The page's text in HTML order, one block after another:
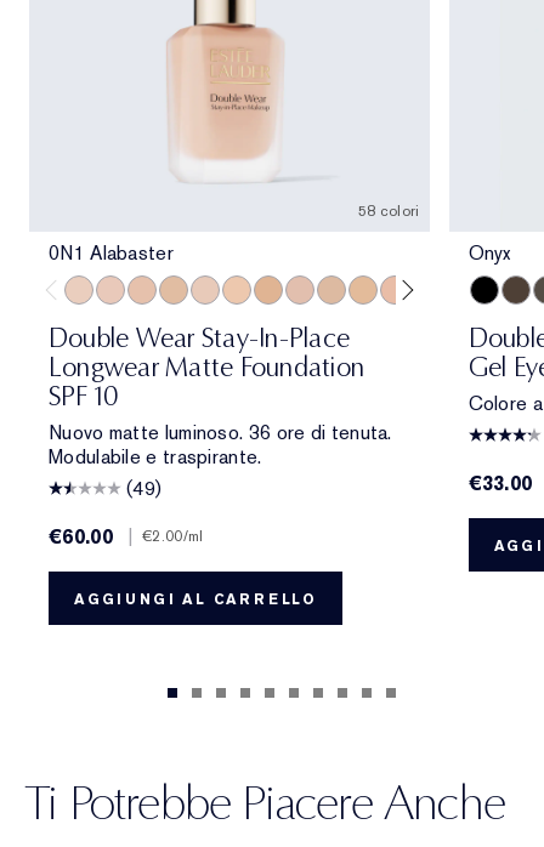
58 colori
0N1 Alabaster
Double Wear Stay-In-Place
Longwear Matte Foundation
SPF 10
Nuovo matte luminoso. 36 ore di tenuta.
Modulabile e traspirante.
(49)
€60.00
| €2.00/ml
AGGIUNGI AL CARRELLO
Onyx
Gel
Colore
€33.00
Ti Potrebbe Piacere Anche